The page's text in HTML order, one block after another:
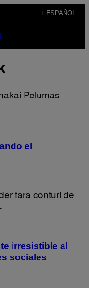
+ ESPAÑOL
el
irresistible al
sociales